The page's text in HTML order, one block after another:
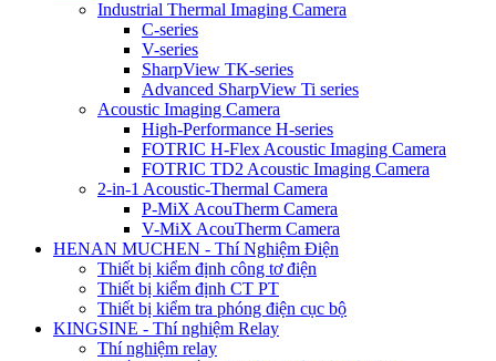
Industrial Thermal Imaging Camera
C-series
V-series
SharpView TK-series
Advanced SharpView Ti series
Acoustic Imaging Camera
High-Performance H-series
FOTRIC H-Flex Acoustic Imaging Camera
FOTRIC TD2 Acoustic Imaging Camera
2-in-1 Acoustic-Thermal Camera
P-MiX AcouTherm Camera
V-MiX AcouTherm Camera
HENAN MUCHEN - Thí Nghiệm Điện
Thiết bị kiểm định công tơ điện
Thiết bị kiểm định CT PT
Thiết bị kiểm tra phóng điện cục bộ
KINGSINE - Thí nghiệm Relay
Thí nghiệm relay